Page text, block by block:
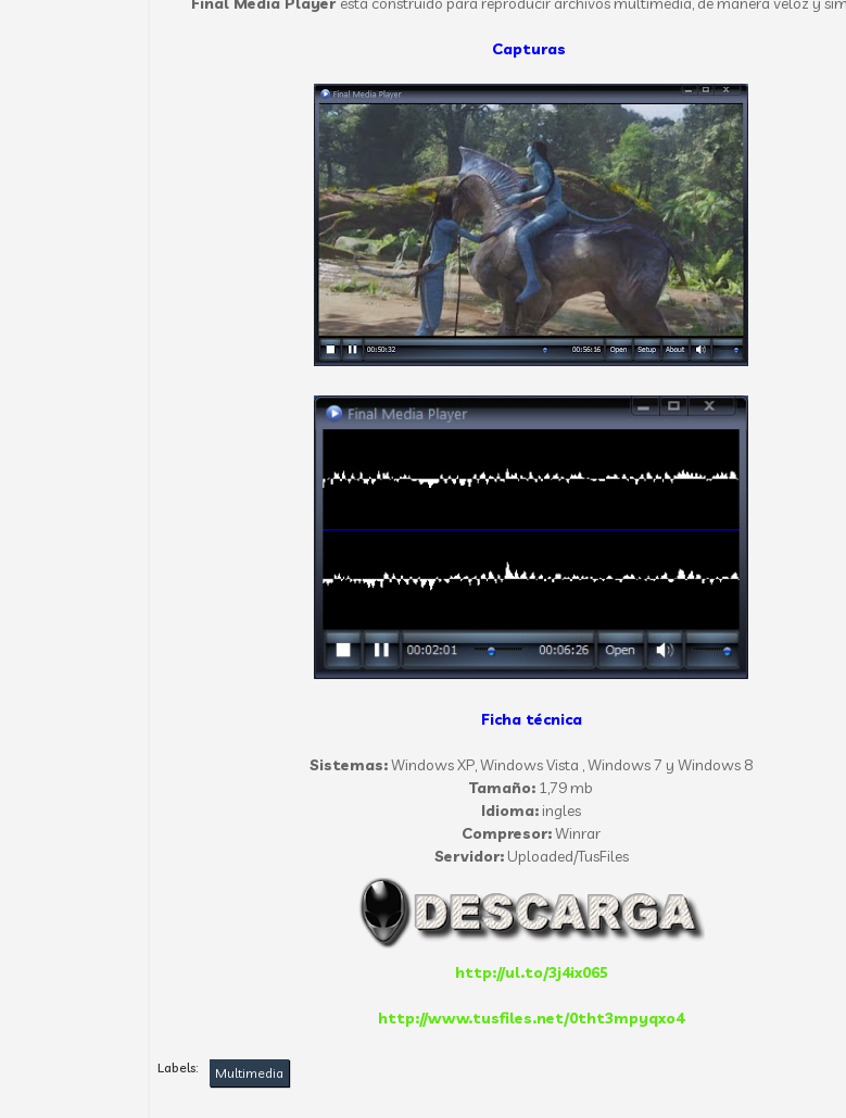
Capturas
Ficha técnica
Sistemas:Windows XP, Windows Vista , Windows 7 y Windows 8
Tamaño: 1,79 mb
Idioma: ingles
Compresor:Winrar
Servidor:Uploaded/TusFiles
http://ul.to/3j4ix065
http://www.tusfiles.net/0tht3mpyqxo4
Labels: Multimedia